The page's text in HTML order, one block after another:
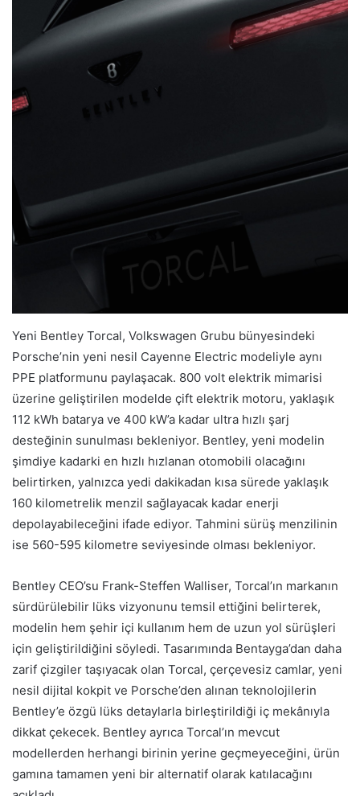
Yeni Bentley Torcal, Volkswagen Grubu bünyesindeki
Porsche’nin yeni nesil Cayenne Electric modeliyle aynı
PPE platformunu paylaşacak. 800 volt elektrik mimarisi
üzerine geliştirilen modelde çift elektrik motoru, yaklaşık
112 kWh batarya ve 400 kW’a kadar ultra hızlı şarj
desteğinin sunulması bekleniyor. Bentley, yeni modelin
şimdiye kadarki en hızlı hızlanan otomobili olacağını
belirtirken, yalnızca yedi dakikadan kısa sürede yaklaşık
160 kilometrelik menzil sağlayacak kadar enerji
depolayabileceğini ifade ediyor. Tahmini sürüş menzilinin
ise 560-595 kilometre seviyesinde olması bekleniyor.
Bentley CEO’su Frank-Steffen Walliser, Torcal’ın markanın
sürdürülebilir lüks vizyonunu temsil ettiğini belirterek,
modelin hem şehir içi kullanım hem de uzun yol sürüşleri
için geliştirildiğini söyledi. Tasarımında Bentayga’dan daha
zarif çizgiler taşıyacak olan Torcal, çerçevesiz camlar, yeni
nesil dijital kokpit ve Porsche’den alınan teknolojilerin
Bentley’e özgü lüks detaylarla birleştirildiği iç mekânıyla
dikkat çekecek. Bentley ayrıca Torcal’ın mevcut
modellerden herhangi birinin yerine geçmeyeceğini, ürün
gamına tamamen yeni bir alternatif olarak katılacağını